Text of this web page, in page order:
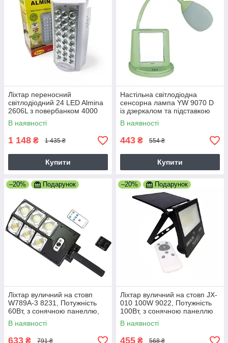
Ліхтар переносний
світлодіодний 24 LED Almina
2606L з повербанком 4000
mAh 6v
В наявності
1 148 ₴ 1 435 ₴
Купити
Настільна світлодіодна
сенсорна лампа YW 9070 D
із дзеркалом та підставкою
для телефону акумуляторна
В наявності
443 ₴ 554 ₴
Купити
–20% Подарунок
Ліхтар вуличний на стовп
W789A-3 8231, Потужність
60Вт, з сонячною панеллю,
чорний (8231 W 789A)
В наявності
633 ₴ 791 ₴
–20% Подарунок
Ліхтар вуличний на стовп JX-
010 100W 9022, Потужність
100Вт, з сонячною панеллю
(9022 JX 010 100W)
В наявності
455 ₴ 568 ₴